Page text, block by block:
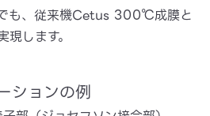
も、従来機Cetus 300℃成膜と
します。
ションの例